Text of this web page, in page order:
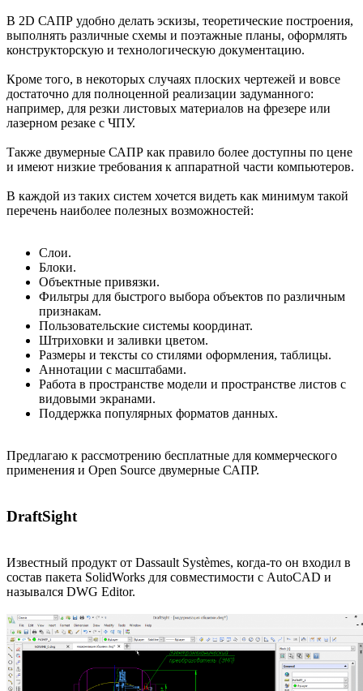
В 2D САПР удобно делать эскизы, теоретические построения,
выполнять различные схемы и поэтажные планы, оформлять
конструкторскую и технологическую документацию.
Кроме того, в некоторых случаях плоских чертежей и вовсе
достаточно для полноценной реализации задуманного:
например, для резки листовых материалов на фрезере или
лазерном резаке с ЧПУ.
Также двумерные САПР как правило более доступны по цене
и имеют низкие требования к аппаратной части компьютеров.
В каждой из таких систем хочется видеть как минимум такой
перечень наиболее полезных возможностей:
Слои.
Блоки.
Объектные привязки.
Фильтры для быстрого выбора объектов по различным
признакам.
Пользовательские системы координат.
Штриховки и заливки цветом.
Размеры и тексты со стилями оформления, таблицы.
Аннотации с масштабами.
Работа в пространстве модели и пространстве листов с
видовыми экранами.
Поддержка популярных форматов данных.
Предлагаю к рассмотрению бесплатные для коммерческого
применения и Open Source двумерные САПР.
DraftSight
Известный продукт от Dassault Systèmes, когда-то он входил в
состав пакета SolidWorks для совместимости с AutoCAD и
назывался DWG Editor.